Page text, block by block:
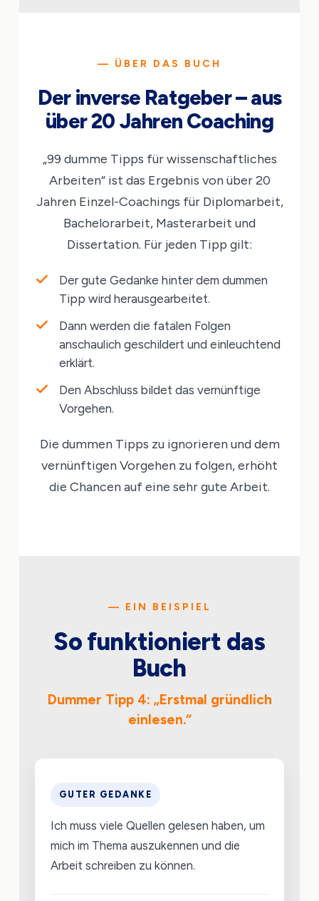
— ÜBER DAS BUCH
Der inverse Ratgeber – aus
über 20 Jahren Coaching
„99 dumme Tipps für wissenschaftliches
Arbeiten“ ist das Ergebnis von über 20
Jahren Einzel-Coachings für Diplomarbeit,
Bachelorarbeit, Masterarbeit und
Dissertation. Für jeden Tipp gilt:
Der gute Gedanke hinter dem dummen
Tipp wird herausgearbeitet.
Dann werden die fatalen Folgen
anschaulich geschildert und einleuchtend
erklärt.
Den Abschluss bildet das vernünftige
Vorgehen.
Die dummen Tipps zu ignorieren und dem
vernünftigen Vorgehen zu folgen, erhöht
die Chancen auf eine sehr gute Arbeit.
— EIN BEISPIEL
So funktioniert das
Buch
Dummer Tipp 4: „Erstmal gründlich
einlesen.“
GUTER GEDANKE
Ich muss viele Quellen gelesen haben, um
mich im Thema auszukennen und die
Arbeit schreiben zu können.